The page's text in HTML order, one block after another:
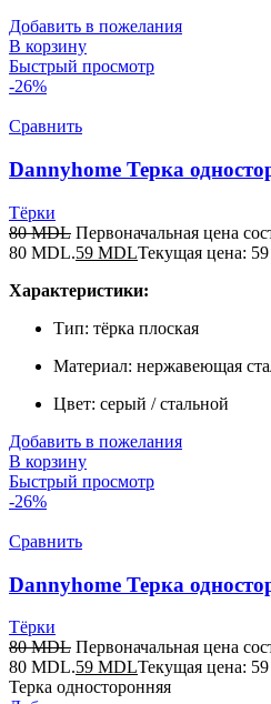
Добавить в пожелания
В корзину
Быстрый просмотр
-26%
Сравнить
Dannyhome Терка
Тёрки
80MDL Первоначальная цена
80 MDL.59 MDLТекущая цена:
Характеристики:
Тип: тёрка плоская
Материал: нержавеющая
Цвет: серый / стальной
Добавить в пожелания
В корзину
Быстрый просмотр
-26%
Сравнить
Dannyhome Терка
Тёрки
80MDL Первоначальная цена
80 MDL.59 MDLТекущая цена:
Терка односторонняя